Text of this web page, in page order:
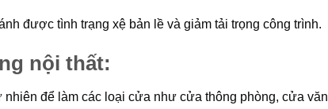
được tình trạng xệ bản lề và giảm tải trọng công trình.
nội thất:
nhiên để làm các loại cửa như cửa thông phòng, cửa văn